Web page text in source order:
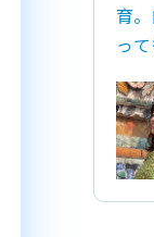
育
っ